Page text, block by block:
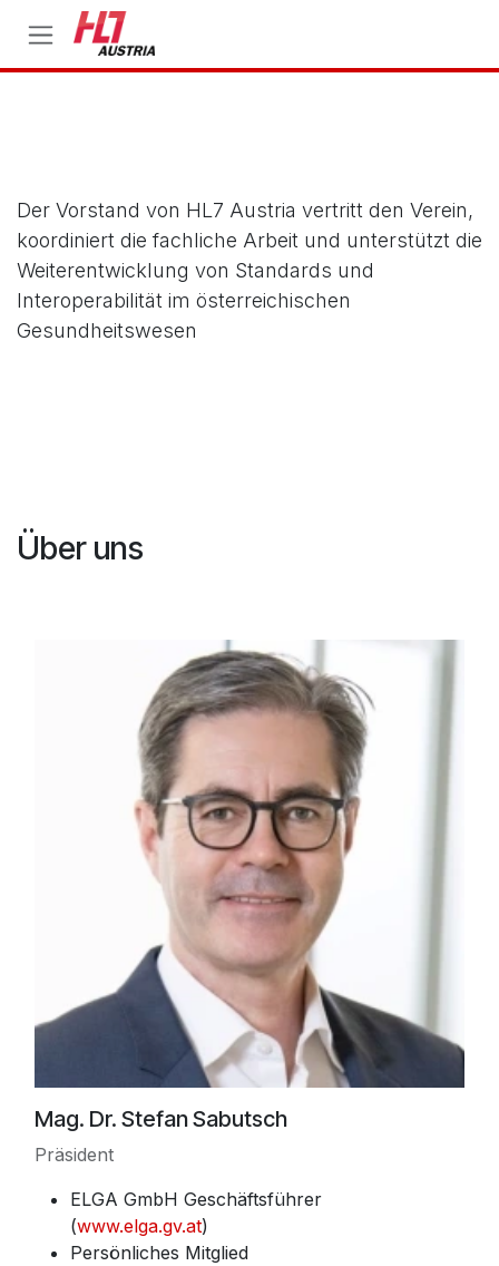
Zum Inhalt springen
Der Vorstand von HL7 Austria vertritt den Verein,
koordiniert die fachliche Arbeit und unterstützt die
Weiterentwicklung von Standards und
Interoperabilität im österreichischen
Gesundheitswesen
Über uns
Mag. Dr. Stefan Sabutsch
Präsident
ELGA GmbH Geschäftsführer
(www.elga.gv.at)
Persönliches Mitglied